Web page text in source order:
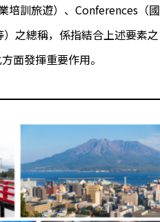
培訓旅遊）、Conferences（國
之總稱，係指結合上述要素之
面發揮重要作用。